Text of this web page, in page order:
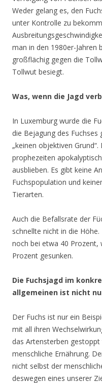
Weder gelang es, den
unter Kontrolle zu
man in den 1980er-Jahren
großflächig gegen die
Tollwut besiegt.
Was, wenn die Jagd
In Luxemburg wurde die
die Bejagung des Fuchses
„keinen objektiven
prophezeiten
ausblieben. Es gibt keine
Fuchspopulation und
Tierarten.
Auch die Befallsrate der
schnellte nicht in die
noch bei etwa 40 Prozent,
Prozent gesunken.
Die Fuchsjagd im
allgemeinen ist nicht
Der Fuchs ist nur ein
mit all ihren
das Artensterben
menschliche Ernährung.
nicht selbst der
deswegen eines unserer